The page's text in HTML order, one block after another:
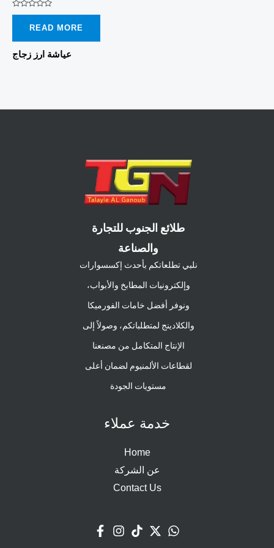
Rated
5
READ MORE
عياشة ارز زجاج
طلائع الجنوب للتجارة
والصناعة
نلبي تطلعاتكم بأحدث إكسسوارات
وإلكترونيات المطابخ والأبواب،
ونوفر أفضل خامات الفورميكا
والكلادينج لمتطلباتكم، وصولاً إلى
الإنتاج المتكامل من مصنعنا
لقطاعات الألمنيوم لضمان أعلى
مستويات الجودة
خدمة عملاء
Home
عن الشركة
Contact Us